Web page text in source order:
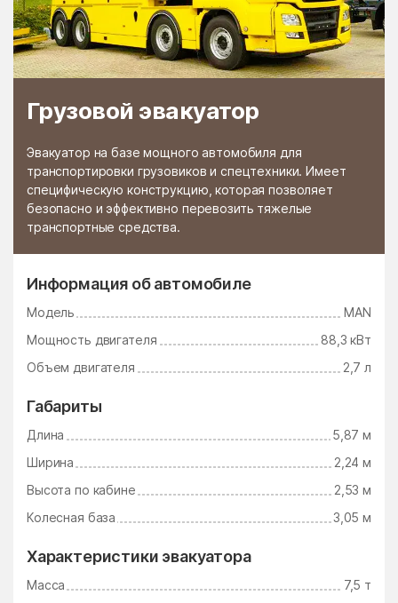
Грузовой эвакуатор
Эвакуатор на базе мощного автомобиля для
транспортировки грузовиков и спецтехники. Имеет
специфическую конструкцию, которая позволяет
безопасно и эффективно перевозить тяжелые
транспортные средства.
Информация об автомобиле
Модель
MAN
Мощность двигателя
88,3 кВт
Объем двигателя
2,7 л
Габариты
Длина
5,87 м
Ширина
2,24 м
Высота по кабине
2,53 м
Колесная база
3,05 м
Характеристики эвакуатора
Масса
7,5 т